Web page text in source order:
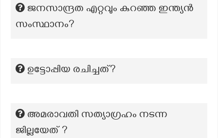
ജനസാന്ദ്രത എറ്റവും കുറഞ്ഞ ഇന്ത്യൻ
സംസ്ഥാനം?
ഉട്ടോപ്പിയ രചിച്ചത്?
അമരാവതി സത്യാഗ്രഹം നടന്ന
ജില്ലയേത് ?